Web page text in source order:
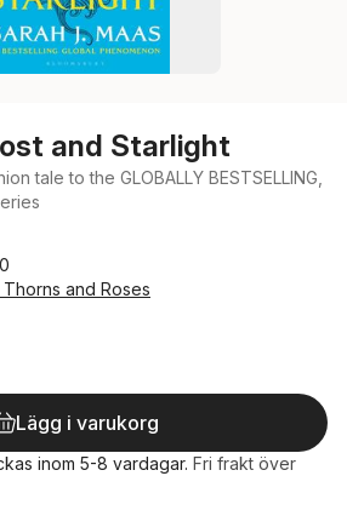
and Starlight
tale to the GLOBALLY BESTSELLING,
and Roses
antal röster:
Lägg i varukorg
inom 5-8 vardagar. Fri frakt över